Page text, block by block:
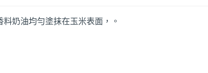
料奶油均勻塗抹在玉米表面，。